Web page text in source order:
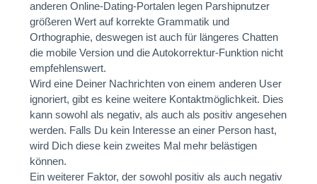
anderen Online-Dating-Portalen legen Parshipnutzer
größeren Wert auf korrekte Grammatik und
Orthographie, deswegen ist auch für längeres Chatten
die mobile Version und die Autokorrektur-Funktion nicht
empfehlenswert.
Wird eine Deiner Nachrichten von einem anderen User
ignoriert, gibt es keine weitere Kontaktmöglichkeit. Dies
kann sowohl als negativ, als auch als positiv angesehen
werden. Falls Du kein Interesse an einer Person hast,
wird Dich diese kein zweites Mal mehr belästigen
können.
Ein weiterer Faktor, der sowohl positiv als auch negativ